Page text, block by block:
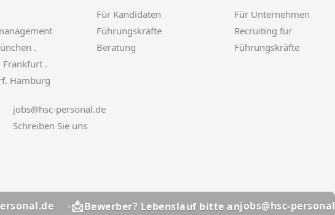
.
Frankfurt .
Hamburg
Für Kandidaten
Führungskräfte
Beratung
Für Unternehmen
Recruiting für
Führungskräfte
jobs@hsc-personal.de
Schreiben Sie uns
📩Bewerber? Lebenslauf bitte anjobs@hsc-personal.de 📩